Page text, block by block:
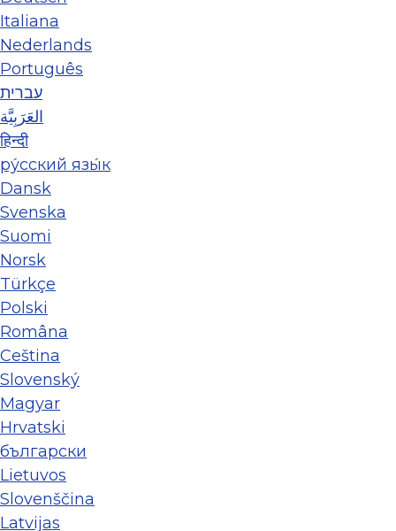
Italiana
Nederlands
Português
עברית
العَرَبِيَّة
हिन्दी
ру́сский язы́к
Dansk
Svenska
Suomi
Norsk
Türkçe
Polski
Româna
Ceština
Slovenský
Magyar
Hrvatski
български
Lietuvos
Slovenščina
Latvijas